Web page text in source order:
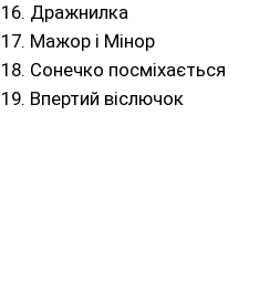
Дражнилка
Мажор і Мінор
Сонечко посміхається
Впертий віслючок